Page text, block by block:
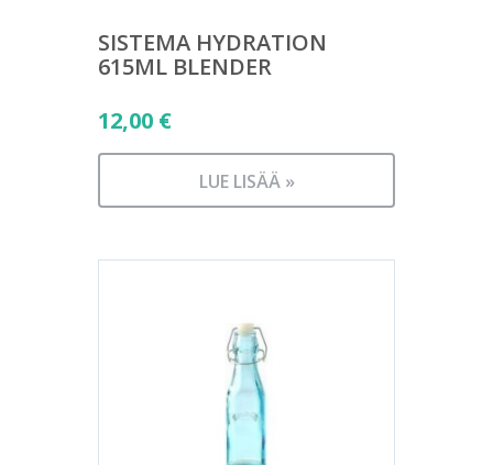
SISTEMA HYDRATION
615ML BLENDER
12,00 €
LUE LISÄÄ »